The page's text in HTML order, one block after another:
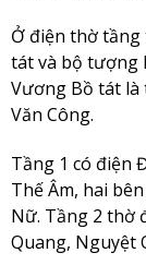
Ở điện thờ
tát và bộ tượng
Vương Bồ tát
Văn Công.
Tầng 1 có điện
Thế Âm, hai
Nữ. Tầng 2 thờ
Quang, Nguyệt